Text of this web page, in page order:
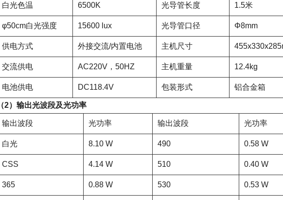
白光色温 6500K 光导管长度 1.5米
φ50cm白光强度 15600 lux 光导管口径 Φ8mm
供电方式 外接交流/内置电池 主机尺寸
交流供电 AC220V，50HZ 主机重量 12.4kg
电池供电 DC118.4V 包装形式 铝合金箱
（2）输出光波段及光功率
输出波段 光功率 输出波段 光功率
白光 8.10 W 490 0.58 W
CSS 4.14 W 510 0.40 W
365 0.88 W 530 0.53 W